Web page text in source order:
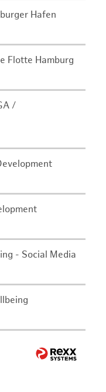
Hafen
Flotte Hamburg
/
- Social Media